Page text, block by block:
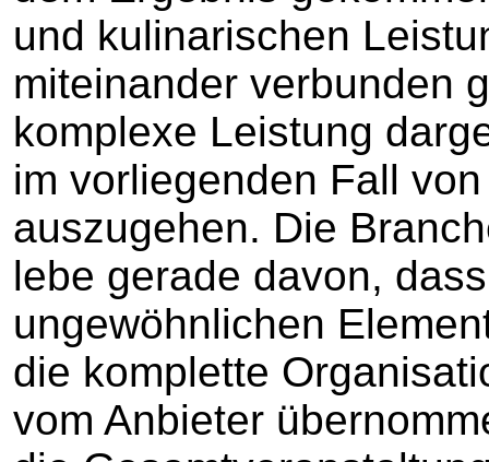
und kulinarischen
miteinander verbunden
komplexe Leistung
im vorliegenden Fall
auszugehen. Die
lebe gerade davon,
ungewöhnlichen
die komplette
vom Anbieter